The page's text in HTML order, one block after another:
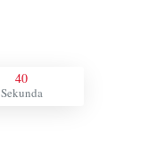
39
Sekunda